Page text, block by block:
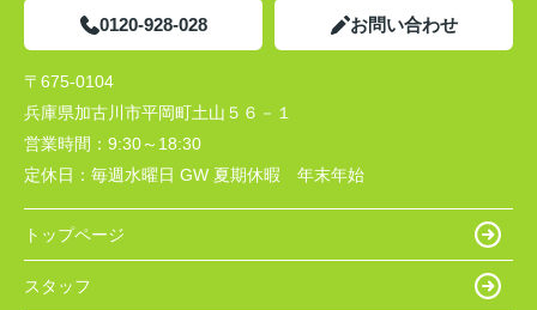
0120-928-028 お問い合わせ
〒675-0104
兵庫県加古川市平岡町土山５６－１
営業時間： 9:30～18:30
定休日： 毎週水曜日 GW 夏期休暇 年末年始
トップページ
スタッフ